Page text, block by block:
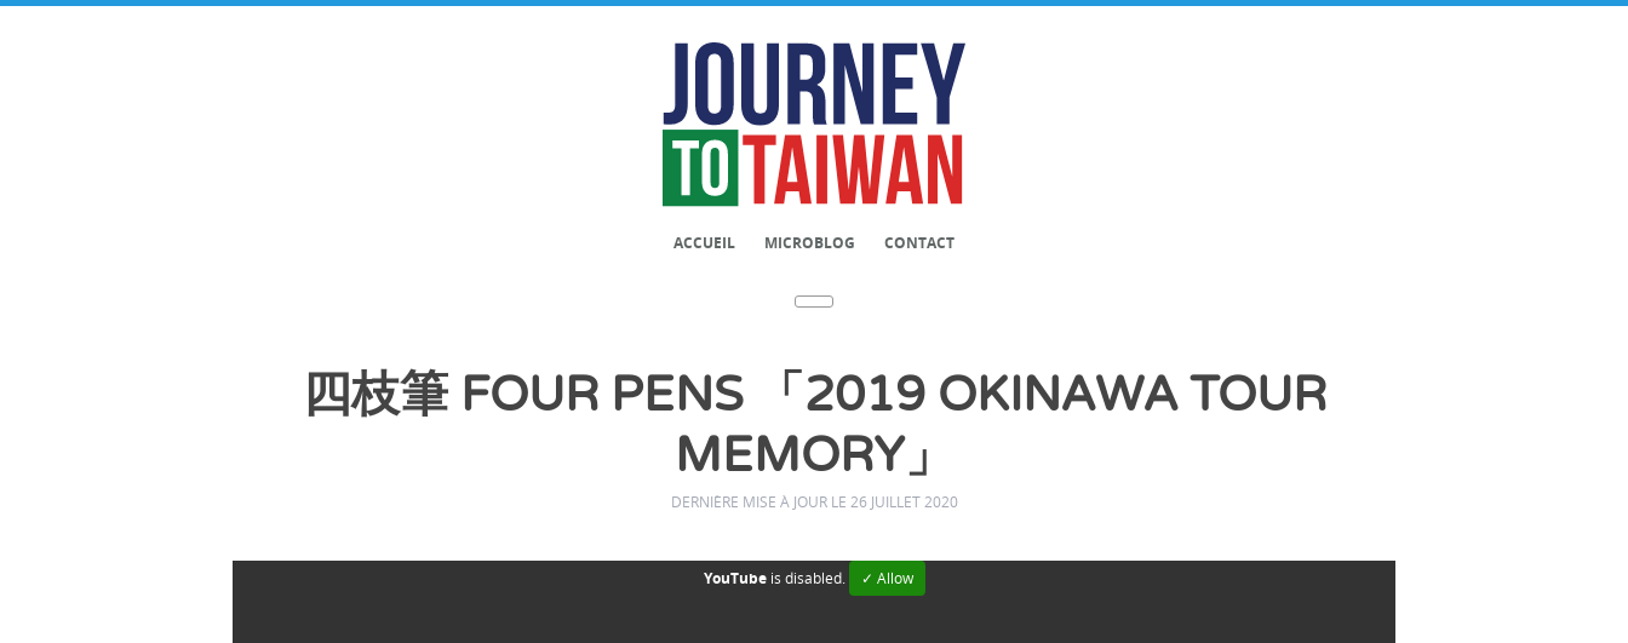
ACCUEIL MICROBLOG CONTACT
四枝筆 FOUR PENS 「2019 OKINAWA TOUR
MEMORY」
DERNIÈRE MISE À JOUR LE 26 JUILLET 2020
YouTubeis disabled. ✓ Allow